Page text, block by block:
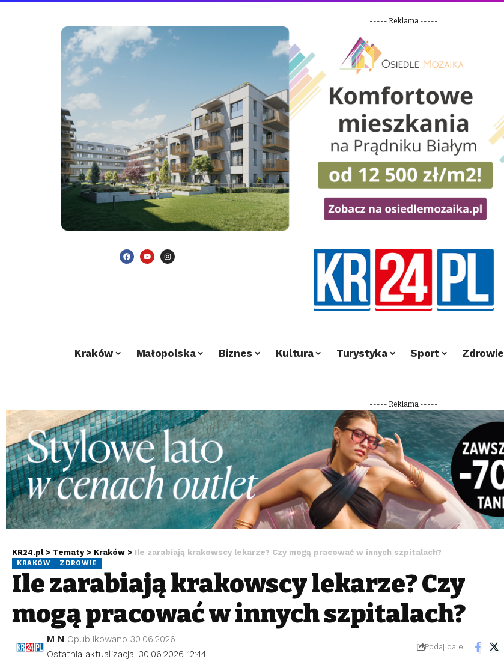
----- Reklama -----
Kraków Małopolska Biznes Kultura Turystyka Sport Zdrowie
----- Reklama -----
KR24.pl> Tematy> Kraków > Ile zarabiają krakowscy lekarze? Czy mogą pracować w innych szpitalach?
KRAKÓW ZDROWIE
Ile zarabiają krakowscy lekarze? Czy
mogą pracować w innych szpitalach?
Ostatnia aktualizacja: 30.06.2026 12:44
M N Opublikowano 30.06.2026
Podaj dalej